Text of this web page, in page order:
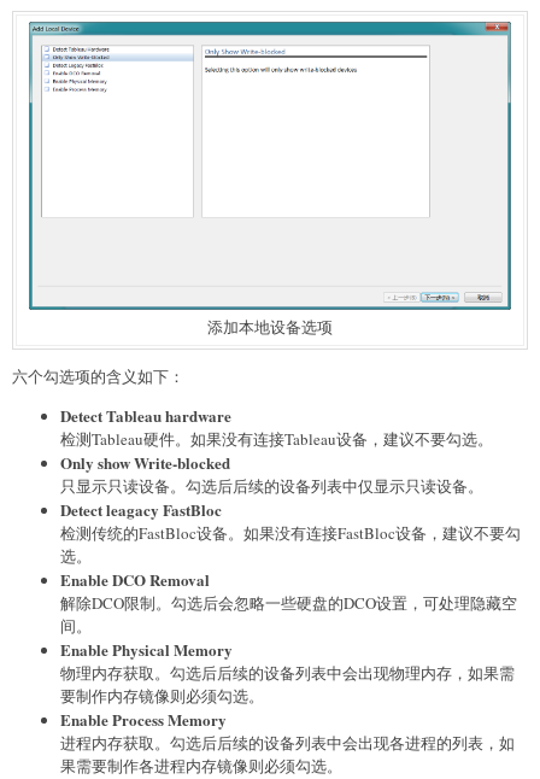
添加本地设备选项
六个勾选项的含义如下：
Detect Tableau hardware
检测Tableau硬件。如果没有连接Tableau设备，建议不要勾选。
Only show Write-blocked
只显示只读设备。勾选后后续的设备列表中仅显示只读设备。
Detect leagacy FastBloc
检测传统的FastBloc设备。如果没有连接FastBloc设备，建议不要勾
选。
Enable DCO Removal
解除DCO限制。勾选后会忽略一些硬盘的DCO设置，可处理隐藏空
间。
Enable Physical Memory
物理内存获取。勾选后后续的设备列表中会出现物理内存，如果需
要制作内存镜像则必须勾选。
Enable Process Memory
进程内存获取。勾选后后续的设备列表中会出现各进程的列表，如
果需要制作各进程内存镜像则必须勾选。